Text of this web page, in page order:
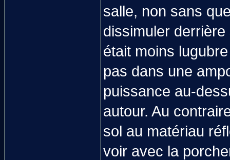
salle, non sans
dissimuler
était moins lugubre
pas dans une
puissance au-
autour. Au
sol au matériau
voir avec la